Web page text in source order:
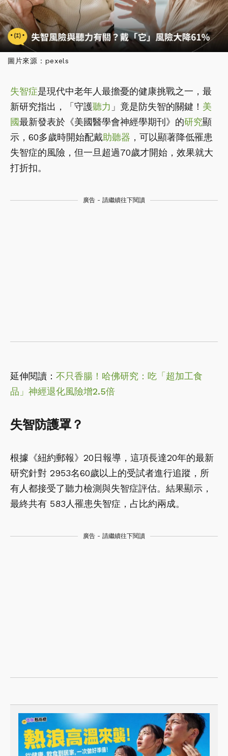
圖片來源：pexels
失智症是現代中老年人最擔憂的健康挑戰之一，最
新研究指出，「守護聽力 」竟是防失智的關鍵！ 美
國最新發表於《美國醫學會神經學期刊》的研究顯
示，60多歲時開始配戴助聽器 ，可以顯著降低罹患
失智症的風險，但一旦超過70歲才開始，效果就大
打折扣。
廣告 - 請繼續往下閱讀
延伸閱讀： 不只香腸！哈佛研究：吃「超加工食
品」神經退化風險增2.5倍
失智防護罩？
根據《紐約郵報》20日報導，這項長達20年的最新
研究針對 2953名60歲以上的受試者進行追蹤，所
有人都接受了聽力檢測與失智症評估。結果顯示，
最終共有 583人罹患失智症，占比約兩成。
廣告 - 請繼續往下閱讀